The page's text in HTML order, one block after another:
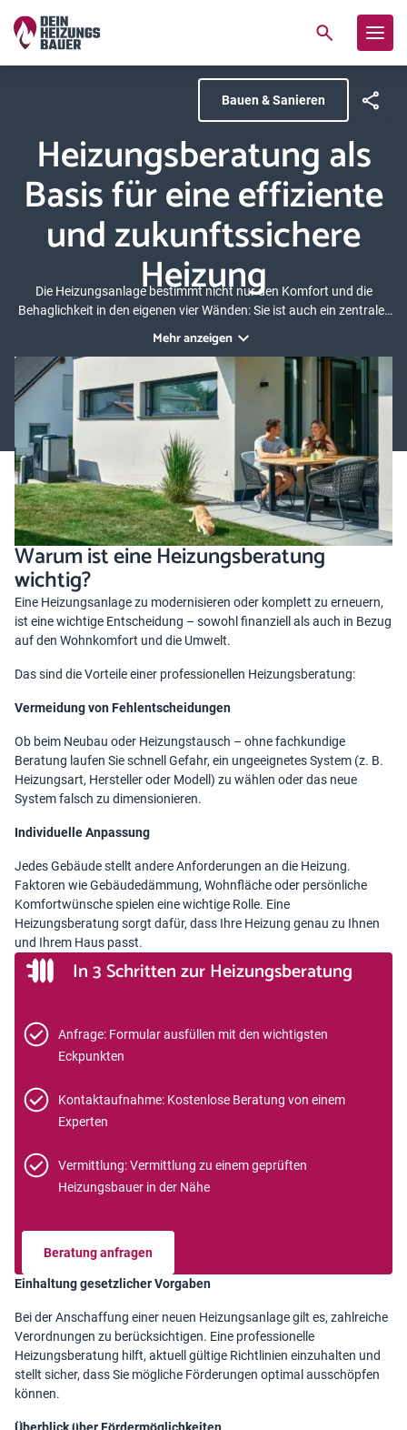
Bauen & Sanieren
Heizungsberatung als
Basis für eine effiziente
und zukunftssichere
Heizung
Die Heizungsanlage bestimmt nicht nur den Komfort und die
Behaglichkeit in den eigenen vier Wänden: Sie ist auch ein zentraler
Heizkosten. Nutzen Sie eine professionelle Heizungsberatung und
legen Sie den Grundstein für eine nachhaltige und zukunftssichere
Wärmeversorgung.
Mehr anzeigen
Warum ist eine Heizungsberatung
wichtig?
Eine Heizungsanlage zu modernisieren oder komplett zu erneuern,
ist eine wichtige Entscheidung – sowohl finanziell als auch in Bezug
auf den Wohnkomfort und die Umwelt.
Das sind die Vorteile einer professionellen Heizungsberatung:
Vermeidung von Fehlentscheidungen
Ob beim Neubau oder Heizungstausch – ohne fachkundige
Beratung laufen Sie schnell Gefahr, ein ungeeignetes System (z. B.
Heizungsart, Hersteller oder Modell) zu wählen oder das neue
System falsch zu dimensionieren.
Individuelle Anpassung
Jedes Gebäude stellt andere Anforderungen an die Heizung.
Faktoren wie Gebäudedämmung, Wohnfläche oder persönliche
Komfortwünsche spielen eine wichtige Rolle. Eine
Heizungsberatung sorgt dafür, dass Ihre Heizung genau zu Ihnen
und Ihrem Haus passt.
In 3 Schritten zur Heizungsberatung
Anfrage: Formular ausfüllen mit den wichtigsten
Eckpunkten
Kontaktaufnahme: Kostenlose Beratung von einem
Experten
Vermittlung: Vermittlung zu einem geprüften
Heizungsbauer in der Nähe
Beratung anfragen
Einhaltung gesetzlicher Vorgaben
Bei der Anschaffung einer neuen Heizungsanlage gilt es, zahlreiche
Verordnungen zu berücksichtigen. Eine professionelle
Heizungsberatung hilft, aktuell gültige Richtlinien einzuhalten und
stellt sicher, dass Sie mögliche Förderungen optimal ausschöpfen
können.